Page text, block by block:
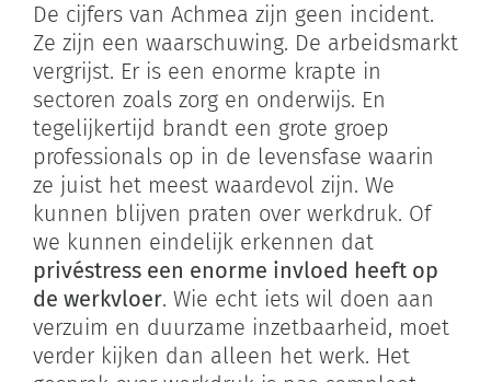
De cijfers van Achmea zijn geen incident.
Ze zijn een waarschuwing. De arbeidsmarkt
vergrijst. Er is een enorme krapte in
sectoren zoals zorg en onderwijs. En
tegelijkertijd brandt een grote groep
professionals op in de levensfase waarin
ze juist het meest waardevol zijn. We
kunnen blijven praten over werkdruk. Of
we kunnen eindelijk erkennen dat
privéstress een enorme invloed heeft op
de werkvloer. Wie echt iets wil doen aan
verzuim en duurzame inzetbaarheid, moet
verder kijken dan alleen het werk. Het